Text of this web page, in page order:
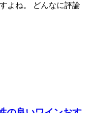
よね。 どんなに評論